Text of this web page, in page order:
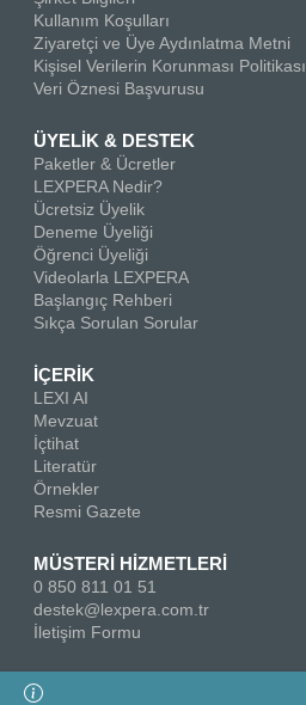
Kullanım Koşulları
Ziyaretçi ve Üye Aydınlatma Metni
Kişisel Verilerin Korunması Politikası
Veri Öznesi Başvurusu
ÜYELİK & DESTEK
Paketler & Ücretler
LEXPERA Nedir?
Ücretsiz Üyelik
Deneme Üyeliği
Öğrenci Üyeliği
Videolarla LEXPERA
Başlangıç Rehberi
Sıkça Sorulan Sorular
İÇERİK
LEXI AI
Mevzuat
İçtihat
Literatür
Örnekler
Resmi Gazete
MÜSTERİ HİZMETLERİ
0 850 811 01 51
destek@lexpera.com.tr
İletişim Formu
Bizi Takip Edin